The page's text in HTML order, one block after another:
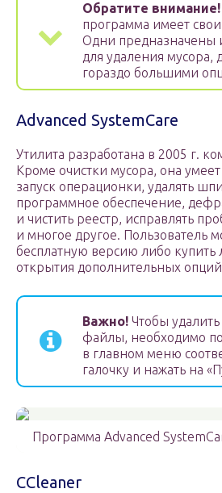
Обратите внимание!
программа имеет
Одни предназначены
для удаления мусора,
гораздо большими
Advanced SystemCare
Утилита разработана в 2005 г.
Кроме очистки мусора, она
запуск операционки, удалять
программное обеспечение,
и чистить реестр, исправлять
и многое другое. Пользователь
бесплатную версию либо купить
открытия дополнительных
Важно! Чтобы
файлы, необходимо
в главном меню
галочку и нажать на
Программа Advanced
CCleaner